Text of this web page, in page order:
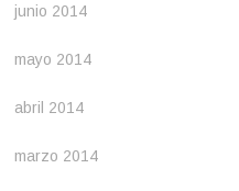
junio 2014
mayo 2014
abril 2014
marzo 2014